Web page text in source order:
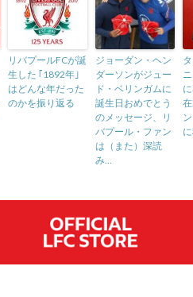
リバプールFCが誕
生した ｢1892年｣
はどんな年だった
のかを振り返る
ジョーダン・ヘン
ダーソンがジュー
ド・ベリンガムに
誕生日おめでとう
のメッセージ、リ
バプール・ファン
は（また）深読
み…